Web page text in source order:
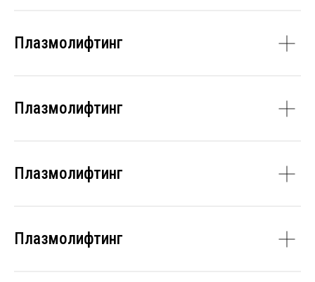
Плазмолифтинг
Плазмолифтинг
Плазмолифтинг
Плазмолифтинг